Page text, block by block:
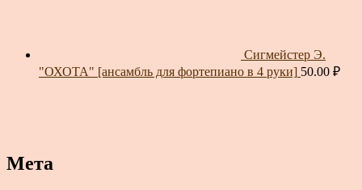
Сигмейстер Э.
"ОХОТА" [ансамбль для фортепиано в 4 руки] 50.00 ₽
Мета